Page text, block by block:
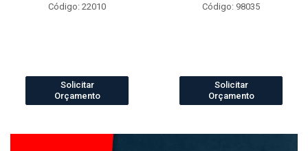
Código: 22010
Solicitar
Orçamento
Código: 98035
Solicitar
Orçamento